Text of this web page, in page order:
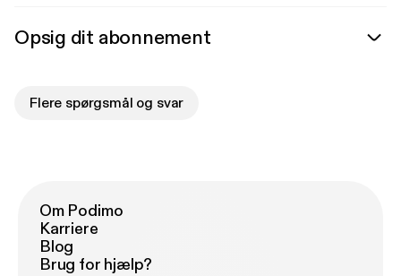
Opsig dit abonnement
Flere spørgsmål og svar
Om Podimo
Karriere
Blog
Brug for hjælp?